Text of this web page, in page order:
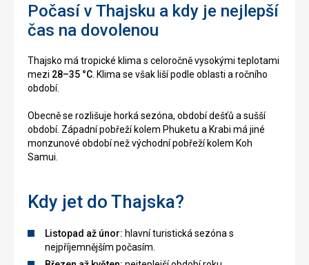
Počasí v Thajsku a kdy je nejlepší
čas na dovolenou
Thajsko má tropické klima s celoročně vysokými teplotami
mezi 28–35 °C . Klima se však liší podle oblasti a ročního
období.
Obecně se rozlišuje horká sezóna, období dešťů a sušší
období. Západní pobřeží kolem Phuketu a Krabi má jiné
monzunové období než východní pobřeží kolem Koh
Samui.
Kdy jet do Thajska?
Listopad až únor: hlavní turistická sezóna s
nejpříjemnějším počasím.